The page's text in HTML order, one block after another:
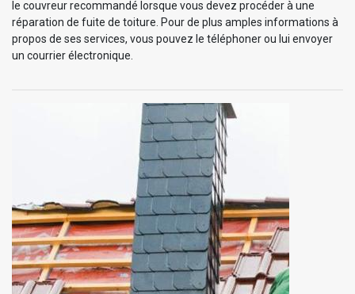
le couvreur recommandé lorsque vous devez procéder à une
réparation de fuite de toiture. Pour de plus amples informations à
propos de ses services, vous pouvez le téléphoner ou lui envoyer
un courrier électronique.